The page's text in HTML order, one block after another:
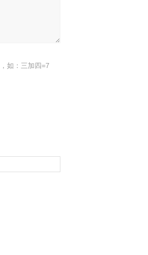
如：三加四=7